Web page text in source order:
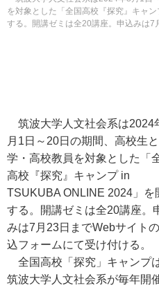
を対象とした「全国高校『探究』キャ
する。開講ゼミは全20講座。申込みは
筑波大学人文社会系は2024
月1日～20日の期間、高校生
学・高校教員を対象とした「
高校『探究』キャンプ in
TSUKUBA ONLINE 2024」を
する。開講ゼミは全20講座。
みは7月23日までWebサイト
込フォームにて受け付ける。
全国高校「探究」キャンプは
筑波大学人文社会系が毎年開